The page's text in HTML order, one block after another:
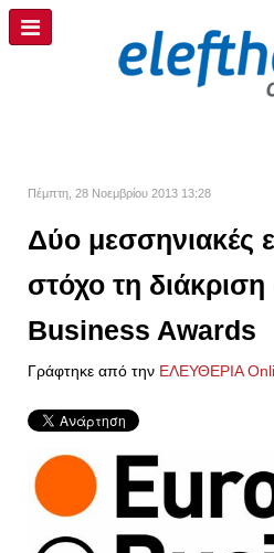
Πέμπτη, 28 Νοεμβρίου 2013 13:28
Δύο μεσσηνιακές
στόχο τη
Business Awards
Γράφτηκε από την ΕΛΕΥΘΕΡΙΑ